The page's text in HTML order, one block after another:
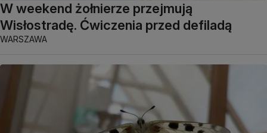
W weekend żołnierze przejmują
Wisłostradę. Ćwiczenia przed defiladą
WARSZAWA